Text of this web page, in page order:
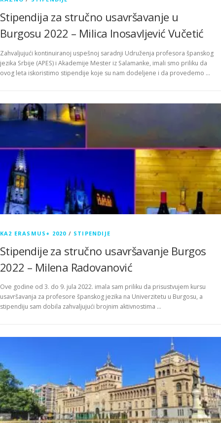
Stipendija za stručno usavršavanje u
Burgosu 2022 – Milica Inosavljević Vučetić
Zahvaljujući kontinuiranoj uspešnoj saradnji Udruženja profesora španskog
jezika Srbije (APES) i Akademije Mester iz Salamanke, imali smo priliku da
ovog leta iskoristimo stipendije koje su nam dodeljene i da provedemo …
KA2 ERASMUS+ 2020 / STIPENDIJE
Stipendije za stručno usavršavanje Burgos
2022 – Milena Radovanović
Ove godine od 3. do 9. jula 2022. imala sam priliku da prisustvujem kursu
usavršavanja za profesore španskog jezika na Univerzitetu u Burgosu, a
stipendiju sam dobila zahvaljujući brojnim aktivnostima …